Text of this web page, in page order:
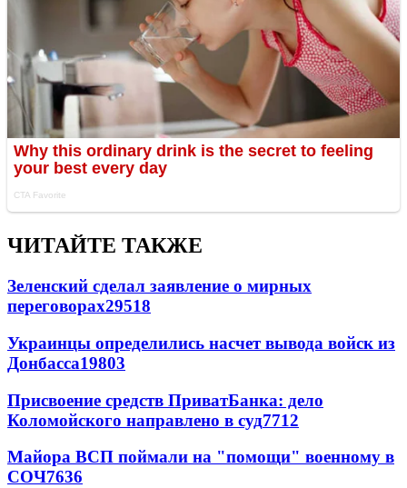
ЧИТАЙТЕ ТАКЖЕ
Зеленский сделал заявление о мирных
переговорах29518
Украинцы определились насчет вывода войск из
Донбасса19803
Присвоение средств ПриватБанка: дело
Коломойского направлено в суд7712
Майора ВСП поймали на "помощи" военному в
СОЧ7636